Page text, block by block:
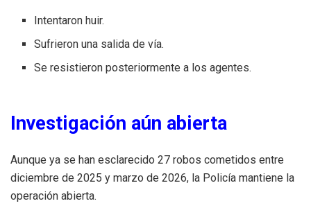
Intentaron huir.
Sufrieron una salida de vía.
Se resistieron posteriormente a los agentes.
Investigación aún abierta
Aunque ya se han esclarecido 27 robos cometidos entre
diciembre de 2025 y marzo de 2026, la Policía mantiene la
operación abierta.